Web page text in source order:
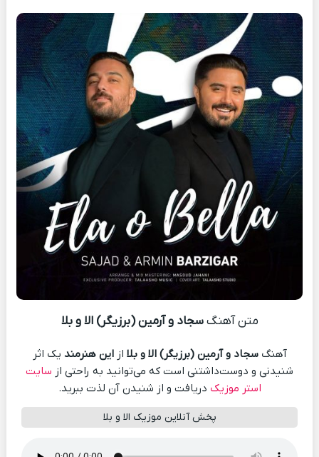
متن آهنگسجاد و آرمین (برزیگر) الا و‌ بلا
آهنگسجاد و آرمین (برزیگر) الا و‌ بلا ازاین هنرمند یک اثر
شنیدنی و دوست‌داشتنی است که می‌توانید به راحتی از سایت
استر موزیک دریافت و از شنیدن آن لذت ببرید.
پخش آنلاین موزیک الا و‌ بلا